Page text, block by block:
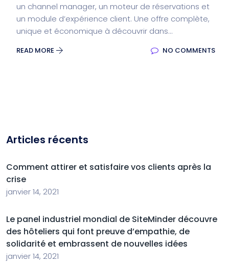
un channel manager, un moteur de réservations et
un module d’expérience client. Une offre complète,
unique et économique à découvrir dans...
READ MORE NO COMMENTS
Articles récents
Comment attirer et satisfaire vos clients après la
crise
janvier 14, 2021
Le panel industriel mondial de SiteMinder découvre
des hôteliers qui font preuve d’empathie, de
solidarité et embrassent de nouvelles idées
janvier 14, 2021